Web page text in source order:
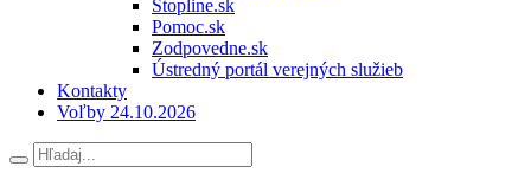
Stopline.sk
Pomoc.sk
Zodpovedne.sk
Ústredný portál verejných služieb
Kontakty
Voľby 24.10.2026